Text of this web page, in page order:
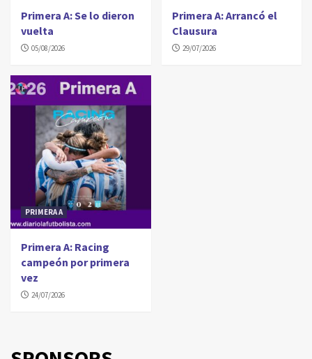
Primera A: Se lo dieron
vuelta
05/08/2026
Primera A: Arrancó el
Clausura
29/07/2026
PRIMERA A
Primera A: Racing
campeón por primera
vez
24/07/2026